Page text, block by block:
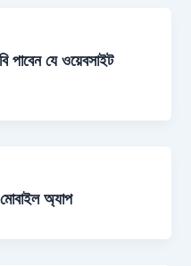
পাবেন যে ওয়েবসাইট
অ্যাপ